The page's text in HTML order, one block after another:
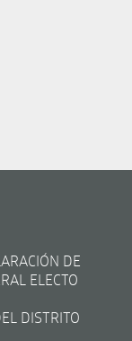
DE
ELECTO
DISTRITO